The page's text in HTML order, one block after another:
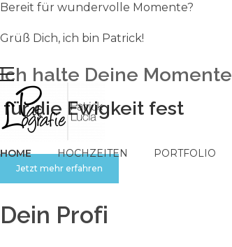
PatLografie - Patrick Lucia | Fotograf aus Forst (Lausitz)
Fotograf in Forst (Lausitz), Cottbus und Spree-Neiße
HOME HOCHZEITEN PORTFOLIO
Bereit für wundervolle Momente?
Grüß Dich, ich bin Patrick!
Ich halte Deine Momente
für die Ewigkeit fest
Jetzt mehr erfahren
Dein Profi